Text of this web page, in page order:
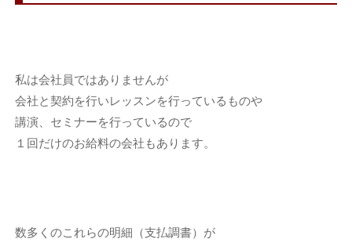
私は会社員ではありませんが
会社と契約を行いレッスンを行っているものや
講演、セミナーを行っているので
１回だけのお給料の会社もあります。
数多くのこれらの明細（支払調書）が